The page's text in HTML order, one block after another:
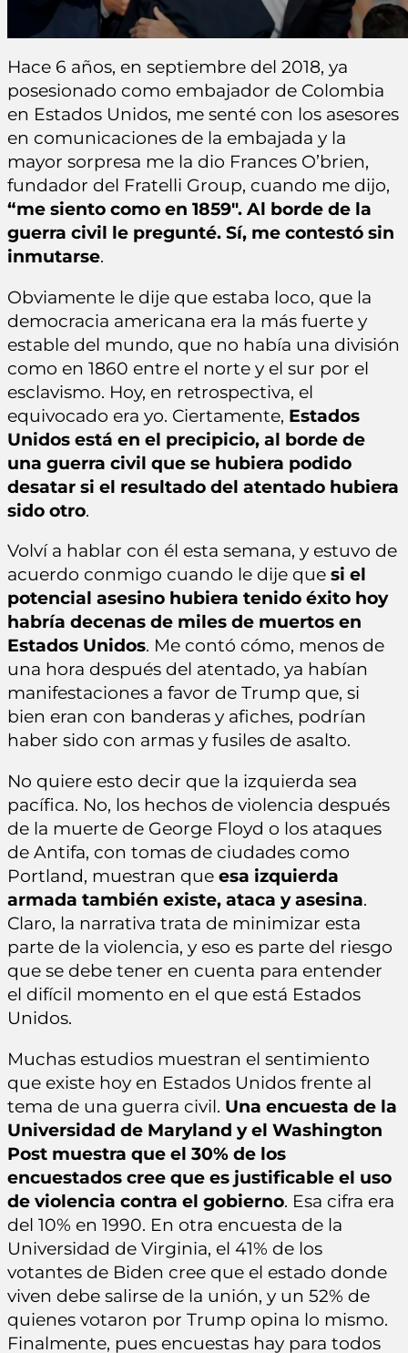
Hace 6 años, en septiembre del 2018, ya
posesionado como embajador de Colombia
en Estados Unidos, me senté con los asesores
en comunicaciones de la embajada y la
mayor sorpresa me la dio Frances O’brien,
fundador del Fratelli Group, cuando me dijo,
“me siento como en 1859″. Al borde de la
guerra civil le pregunté. Sí, me contestó sin
inmutarse.
Obviamente le dije que estaba loco, que la
democracia americana era la más fuerte y
estable del mundo, que no había una división
como en 1860 entre el norte y el sur por el
esclavismo. Hoy, en retrospectiva, el
equivocado era yo. Ciertamente, Estados
Unidos está en el precipicio, al borde de
una guerra civil que se hubiera podido
desatar si el resultado del atentado hubiera
sido otro.
Volví a hablar con él esta semana, y estuvo de
acuerdo conmigo cuando le dije que si el
potencial asesino hubiera tenido éxito hoy
habría decenas de miles de muertos en
Estados Unidos. Me contó cómo, menos de
una hora después del atentado, ya habían
manifestaciones a favor de Trump que, si
bien eran con banderas y afiches, podrían
haber sido con armas y fusiles de asalto.
No quiere esto decir que la izquierda sea
pacífica. No, los hechos de violencia después
de la muerte de George Floyd o los ataques
de Antifa, con tomas de ciudades como
Portland, muestran que esa izquierda
armada también existe, ataca y asesina.
Claro, la narrativa trata de minimizar esta
parte de la violencia, y eso es parte del riesgo
que se debe tener en cuenta para entender
el difícil momento en el que está Estados
Unidos.
Muchas estudios muestran el sentimiento
que existe hoy en Estados Unidos frente al
tema de una guerra civil. Una encuesta de la
Universidad de Maryland y el Washington
Post muestra que el 30% de los
encuestados cree que es justificable el uso
de violencia contra el gobierno. Esa cifra era
del 10% en 1990. En otra encuesta de la
Universidad de Virginia, el 41% de los
votantes de Biden cree que el estado donde
viven debe salirse de la unión, y un 52% de
quienes votaron por Trump opina lo mismo.
Finalmente, pues encuestas hay para todos